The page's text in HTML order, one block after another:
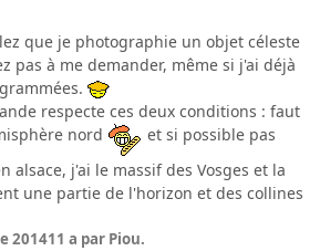
que je photographie un objet céleste
pas à me demander, même si j'ai déjà
respecte ces deux conditions : faut
nord
et si possible pas
alsace, j'ai le massif des Vosges et la
une partie de l'horizon et des collines
201411 a par Piou.